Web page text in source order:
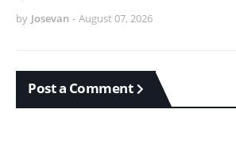
by Josevan - August 07, 2026
Post a Comment